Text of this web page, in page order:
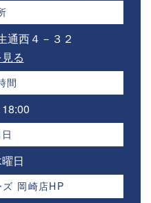
通西４－３２⁣
る
間
日
ズ 岡崎店HP